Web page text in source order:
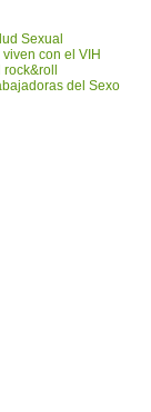
Sexual
con el VIH
del Sexo